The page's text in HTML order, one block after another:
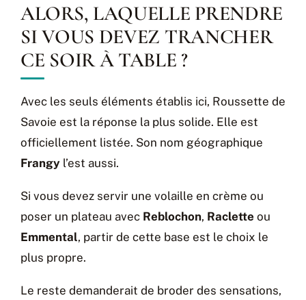
ALORS, LAQUELLE PRENDRE
SI VOUS DEVEZ TRANCHER
CE SOIR À TABLE ?
Avec les seuls éléments établis ici, Roussette de
Savoie est la réponse la plus solide. Elle est
officiellement listée. Son nom géographique
Frangy l’est aussi.
Si vous devez servir une volaille en crème ou
poser un plateau avec Reblochon, Raclette ou
Emmental, partir de cette base est le choix le
plus propre.
Le reste demanderait de broder des sensations,